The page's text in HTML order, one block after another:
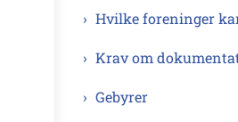
Hvilke foreninger
Krav om
Gebyrer